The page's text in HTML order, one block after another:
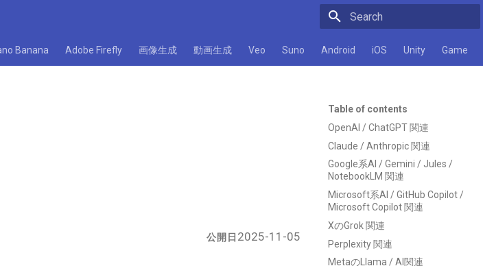
Banana Adobe Firefly 画像生成 動画生成 Veo Suno Android iOS Unity Game
Table of contents
OpenAI / ChatGPT 関連
Claude / Anthropic 関連
Google系AI / Gemini / Jules /
NotebookLM 関連
Microsoft系AI / GitHub Copilot /
Microsoft Copilot 関連
XのGrok 関連
Perplexity 関連
MetaのLlama / AI関連
公開日 2025-11-05